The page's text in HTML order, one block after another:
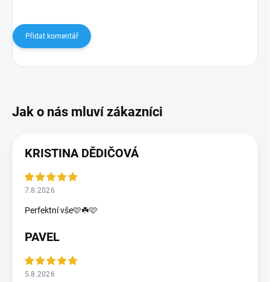
Přidat komentář
KRISTINA DĚDIČOVÁ
7.8.2026
Perfektní vše🩷☘️🩷
PAVEL
5.8.2026